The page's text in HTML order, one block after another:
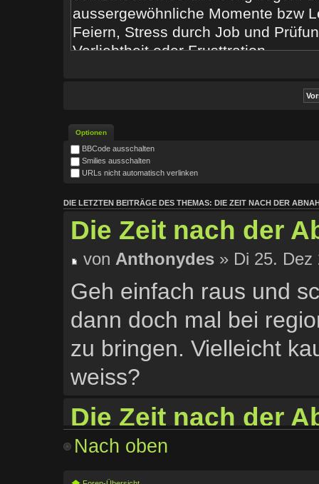
Optionen
BBCode ausschalten
Smilies ausschalten
URLs nicht automatisch verlinken
DIE LETZTEN BEITRÄGE DES THEMAS: DIE ZEIT NACH DER
Die Zeit nach der
von Anthonydes» Di 25. Dez
Geh einfach raus und
dann doch mal bei
zu bringen. Vielleicht
weiss?
Die Zeit nach der
vonSascha
Ich hab mir die letzten
Nach oben